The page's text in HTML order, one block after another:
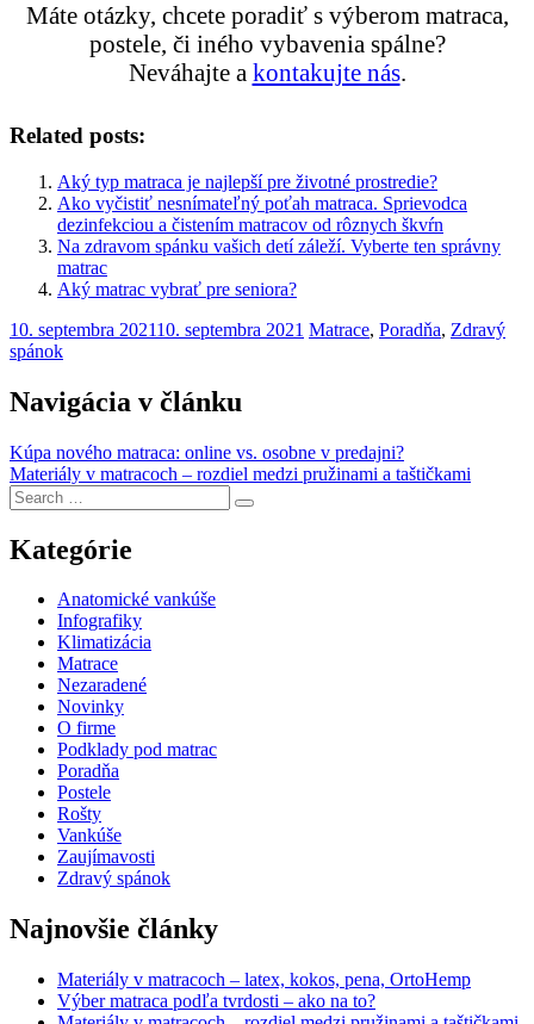
Máte otázky, chcete poradiť s výberom matraca,
postele, či iného vybavenia spálne?
Neváhajte a kontakujte nás.
Related posts:
Aký typ matraca je najlepší pre životné prostredie?
Ako vyčistiť nesnímateľný poťah matraca. Sprievodca
dezinfekciou a čistením matracov od rôznych škvŕn
Na zdravom spánku vašich detí záleží. Vyberte ten správny
matrac
Aký matrac vybrať pre seniora?
10. septembra 202110. septembra 2021 Matrace, Poradňa, Zdravý
spánok
Navigácia v článku
Kúpa nového matraca: online vs. osobne v predajni?
Materiály v matracoch – rozdiel medzi pružinami a taštičkami
Kategórie
Anatomické vankúše
Infografiky
Klimatizácia
Matrace
Nezaradené
Novinky
O firme
Podklady pod matrac
Poradňa
Postele
Rošty
Vankúše
Zaujímavosti
Zdravý spánok
Najnovšie články
Materiály v matracoch – latex, kokos, pena, OrtoHemp
Výber matraca podľa tvrdosti – ako na to?